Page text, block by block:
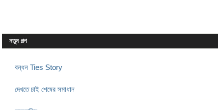
নতুন গল্প
বন্ধন Ties Story
দেখতে চাই শেষের সমাধান